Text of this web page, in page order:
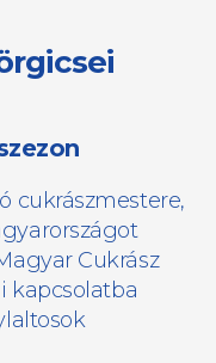
cukrászmestere,
Cukrász
kapcsolatba